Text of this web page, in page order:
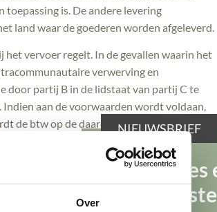
Over
is. De andere levering
land waar de goederen worden afgeleverd.
vervoer regelt. In de gevallen waarin het
verwerving en
door partij B in de lidstaat van partij C te
Indien aan de voorwaarden wordt voldaan,
de btw op de daaropvolgende
over de factuurvereisten bij de
intracommunautaire driehoekstransactie
’. Het
NIEUWSBRIEF
Tips,
van de